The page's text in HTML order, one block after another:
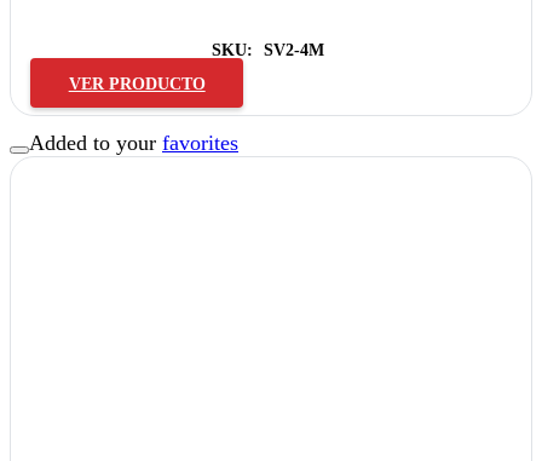
SKU:
SV2-4M
VER PRODUCTO
Added to your favorites